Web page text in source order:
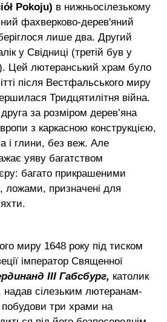
Pokoju) в нижньосілезькому
фахверково-дерев'яний
лише два. Другий
у Свідниці (третій був у
Цей лютеранський храм було
після Вестфальського миру
Тридцятилітня війна.
за розміром дерев’яна
з каркасною конструкцією,
і глини, без веж. Але
уяву багатством
багато прикрашеними
ложами, призначені для
миру 1648 року під тиском
імператор Священної
III Габсбург, католик
надав сілезьким лютеранам-
побудови три храми на